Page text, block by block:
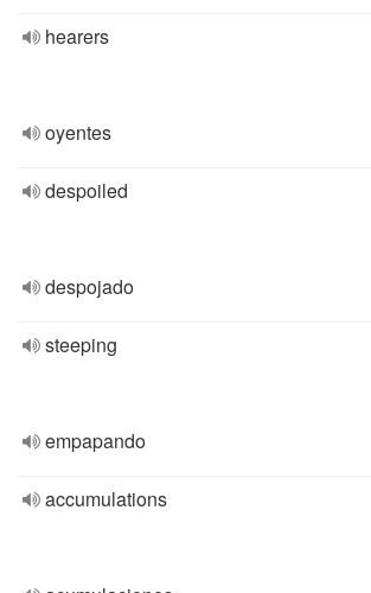
hearers
oyentes
despoiled
despojado
steeping
empapando
accumulations